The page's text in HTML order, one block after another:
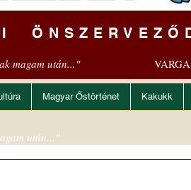
magam után..."
Magyar Őstörténet Kakukk
után..."